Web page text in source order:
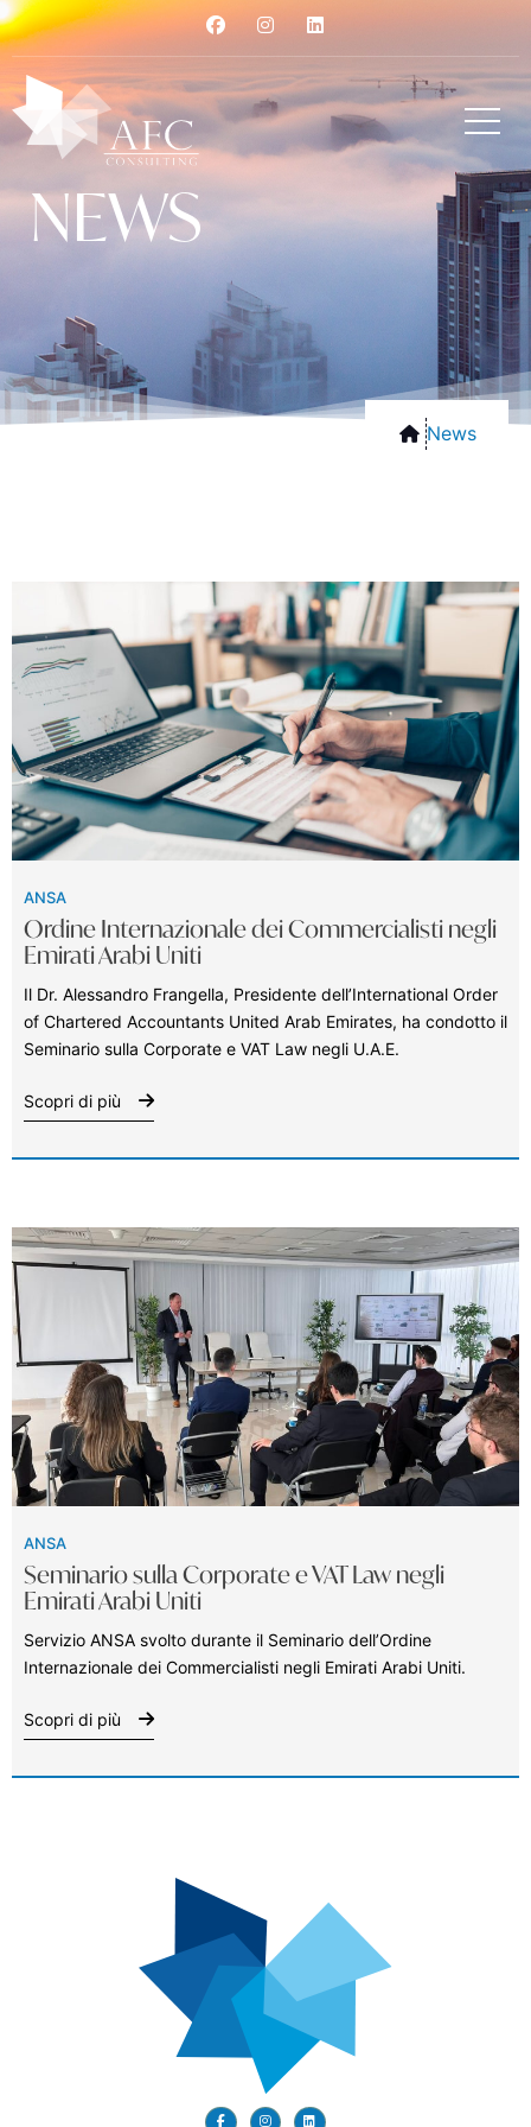
NEWS
News
ANSA
Ordine Internazionale dei Commercialisti negli
Emirati Arabi Uniti
Il Dr. Alessandro Frangella, Presidente dell’International Order
of Chartered Accountants United Arab Emirates, ha condotto il
Seminario sulla Corporate e VAT Law negli U.A.E.
Scopri di più
ANSA
Seminario sulla Corporate e VAT Law negli
Emirati Arabi Uniti
Servizio ANSA svolto durante il Seminario dell’Ordine
Internazionale dei Commercialisti negli Emirati Arabi Uniti.
Scopri di più